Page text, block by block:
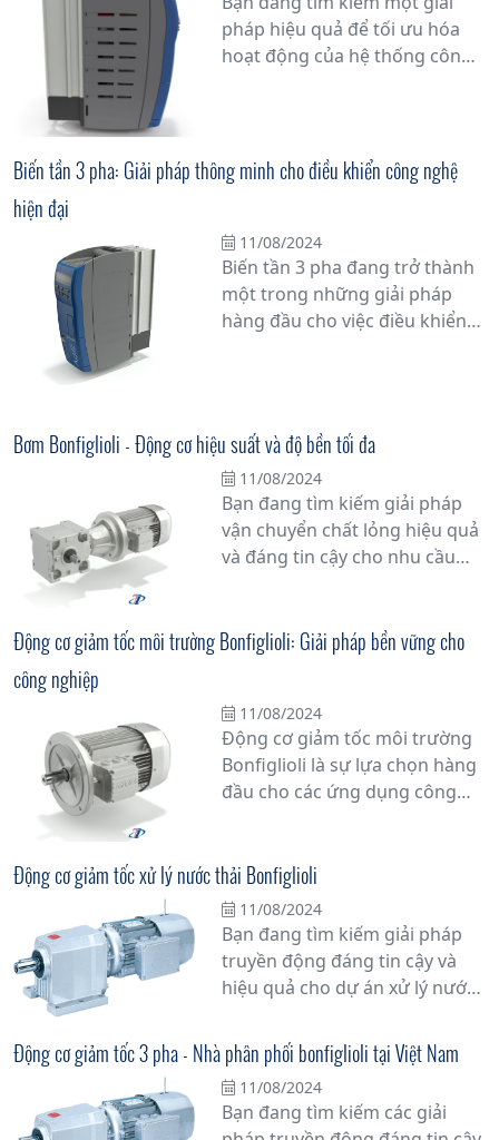
tin cậy vững chắc của thương
hiệu Bonfiglioli.
pháp hiệu quả để tối ưu hóa
hoạt động của hệ thống công
cao từ Bonfiglioli, phân phối
bởi Tân Đạt Thắng. Đây là một
giúp điều khiển tốc độ và mô-
men của động cơ điện một
cách chính xác và linh hoạt.
Biến tần 3 pha: Giải pháp thông minh cho điều khiển công nghệ
hiện đại
11/08/2024
Biến tần 3 pha đang trở thành
một trong những giải pháp
hàng đầu cho việc điều khiển
của động cơ điện 3 pha một
cách linh hoạt và chính xác,
biến tần 3 pha không chỉ giúp
tối ưu hóa hiệu suất hoạt động
mà còn tiết kiệm năng lượng
đáng kể.
Bơm Bonfiglioli - Động cơ hiệu suất và độ bền tối đa
11/08/2024
Bạn đang tìm kiếm giải pháp
vận chuyển chất lỏng hiệu quả
và đáng tin cậy cho nhu cầu
pháp đa dạng và tiên tiến cho
Động cơ giảm tốc môi trường Bonfiglioli: Giải pháp bền vững cho
công nghiệp
11/08/2024
Động cơ giảm tốc môi trường
Bonfiglioli là sự lựa chọn hàng
đầu cho các ứng dụng công
nghệ tiên tiến và chất lượng
vượt trội, sản phẩm này mang
lại giải pháp bền vững cho các
doanh nghiệp trong việc nâng
cao hiệu suất sản xuất và giảm
thiểu thời gian dừng máy.
Động cơ giảm tốc xử lý nước thải Bonfiglioli
11/08/2024
Bạn đang tìm kiếm giải pháp
truyền động đáng tin cậy và
hiệu quả cho dự án xử lý nước
tốc xử lý nước thải Bonfiglioli là
lựa chọn hàng đầu mà bạn
không thể bỏ qua.
Động cơ giảm tốc 3 pha - Nhà phân phối bonfiglioli tại Việt Nam
11/08/2024
Bạn đang tìm kiếm các giải